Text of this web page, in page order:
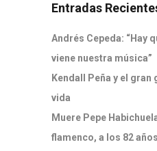
Entradas
Andrés Cepeda: “Hay
viene nuestra música”
Kendall Peña y el
vida
Muere Pepe
flamenco, a los 82 años